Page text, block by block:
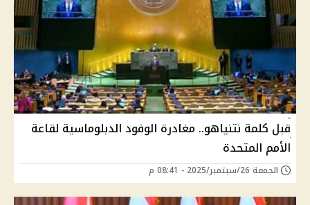
قبل كلمة نتنياهو.. مغادرة الوفود الدبلوماسية لقاعة
الأمم المتحدة
الجمعة 26/سبتمبر/2025 - 08:41 م